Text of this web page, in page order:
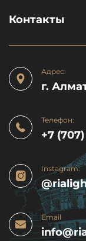
Контакты
Адрес:
г.
Телефон:
+7
Instagram:
Email